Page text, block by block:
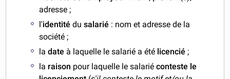
adresse ;
l'identité dusalarié : nom et adresse de la
société ;
ladate à laquelle le salarié a été licencié ;
la raison pour laquelle le salariéconteste le